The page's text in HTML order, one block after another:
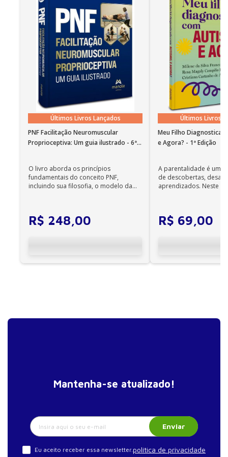
Treinamento Ltda., empresa especializada em
assessoria em processos de gestão de negócios,
desenvolvimento de planos de negócios e
implementação de ações tecnológicas nas micro e
pequenas empresas residentes em incubadoras de
empresas ou parques tecnológicos, ou ainda
apoiadas por essas entidades.
Edição
1
Últimos Livros Lançados
PNF Facilitação Neuromuscular
Proprioceptiva: Um guia ilustrado - 6ª
O livro aborda os princípios
fundamentais do conceito PNF,
incluindo sua filosofia, o modelo da
R$ 248,00
Últimos Livros
Meu Filho
e Agora? - 1ª Edição
A parentalidade é uma
de descobertas,
aprendizados. Neste
R$ 69,00
Mantenha-se atualizado!
Enviar
Eu aceito receber essa newsletter.política de privacidade